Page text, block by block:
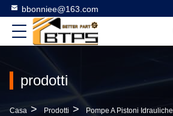
bbonniee@163.com
prodotti
Casa > Prodotti > Pompe A Pistoni Idrauliche